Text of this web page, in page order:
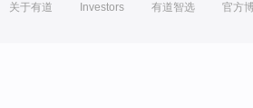
关于有道 Investors 有道智选 官方